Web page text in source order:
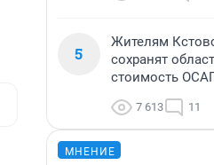
5
Жителям
сохранят
стоимость
7 613 11
МНЕНИЕ